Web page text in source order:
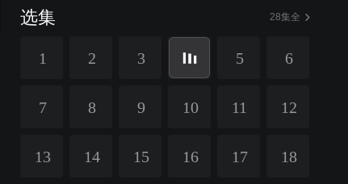
选集 28集全
1 2 3 5 6
7 8 9 10 11 12
13 14 15 16 17 18